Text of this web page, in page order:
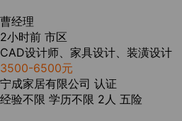
曹经理
2小时前 市区
CAD设计师、家具设计、装潢设计
3500-6500元
宁成家居有限公司 认证
经验不限 学历不限 2人 五险